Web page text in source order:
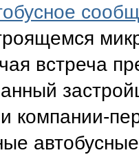
встреча
компании-